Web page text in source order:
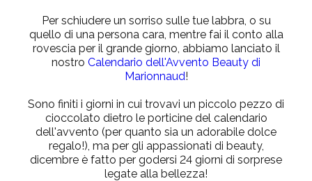
Per schiudere un sorriso sulle tue labbra, o su
quello di una persona cara, mentre fai il conto alla
rovescia per il grande giorno, abbiamo lanciato il
nostro Calendario dell'Avvento Beauty di
Marionnaud!
Sono finiti i giorni in cui trovavi un piccolo pezzo di
cioccolato dietro le porticine del calendario
dell'avvento (per quanto sia un adorabile dolce
regalo!), ma per gli appassionati di beauty,
dicembre è fatto per godersi 24 giorni di sorprese
legate alla bellezza!